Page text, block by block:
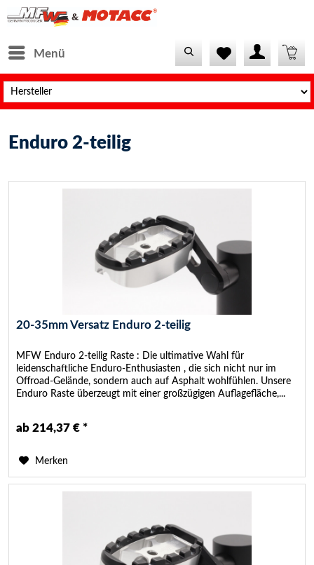
Menü
Enduro 2-teilig
20-35mm Versatz Enduro 2-teilig
MFW Enduro 2-teilig Raste : Die ultimative Wahl für
leidenschaftliche Enduro-Enthusiasten , die sich nicht nur im
Offroad-Gelände, sondern auch auf Asphalt wohlfühlen. Unsere
Enduro Raste überzeugt mit einer großzügigen Auflagefläche,...
ab 214,37 € *
Merken